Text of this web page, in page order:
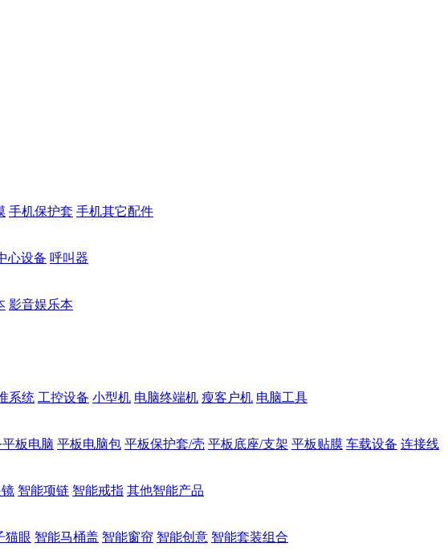
手机保护套 手机其它配件
心设备 呼叫器
影音娱乐本
系统 工控设备 小型机 电脑终端机 瘦客户机 电脑工具
板电脑 平板电脑包 平板保护套/壳 平板底座/支架 平板贴膜 车载设备 连接线
智能项链 智能戒指 其他智能产品
猫眼 智能马桶盖 智能窗帘 智能创意 智能套装组合